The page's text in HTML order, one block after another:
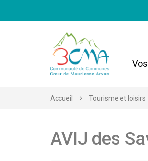
Accueil Tourisme et loisirs
AVIJ des